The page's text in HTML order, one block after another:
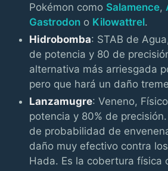
Pokémon como Salamence,
Gastrodon o Kilowattrel.
Hidrobomba: STAB de
de potencia y 80 de
alternativa más arriesgada
pero que hará un daño
Lanzamugre: Veneno,
potencia y 80% de
de probabilidad de
daño muy efectivo contra
Hada. Es la cobertura física